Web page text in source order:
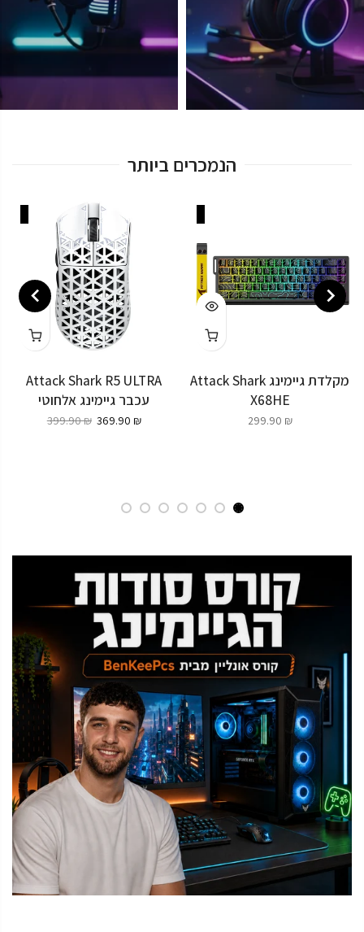
הנמכרים ביותר
מקלדת גיימינג Attack Shark
X68HE
299.90 ₪
Attack Shark R5 ULTRA
עכבר גיימינג אלחוטי
399.90 ₪ 369.90 ₪